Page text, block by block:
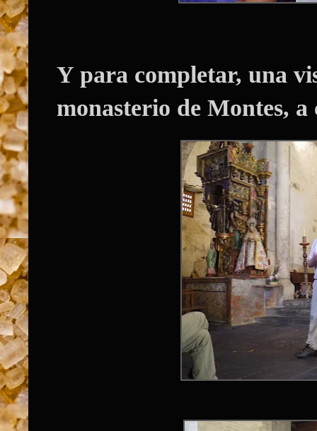
Y para completar, una
monasterio de Montes,